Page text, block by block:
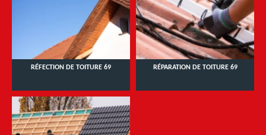
RÉFECTION DE TOITURE 69 RÉPARATION DE TOITURE 69